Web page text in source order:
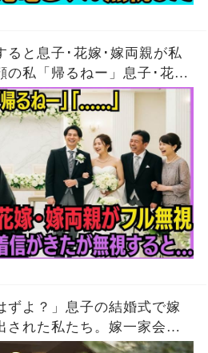
ると息子･花嫁･嫁両親が私
の私「帰るねー」息子･花
、大量の着信がきたが無
ずよ？」息子の結婚式で嫁
された私たち。嫁一家会社
会で社長解任案を出すと